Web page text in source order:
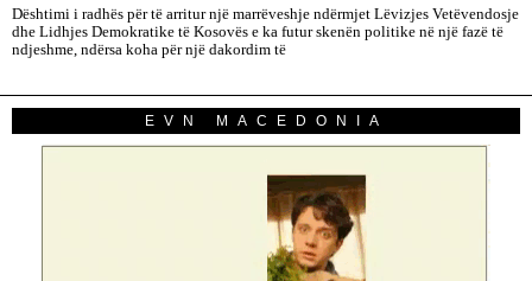
Dështimi i radhës për të arritur një marrëveshje ndërmjet Lëvizjes Vetëvendosje
dhe Lidhjes Demokratike të Kosovës e ka futur skenën politike në një fazë të
ndjeshme, ndërsa koha për një dakordim të
EVN MACEDONIA